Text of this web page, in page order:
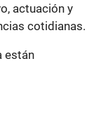
actuación y
cotidianas.
están